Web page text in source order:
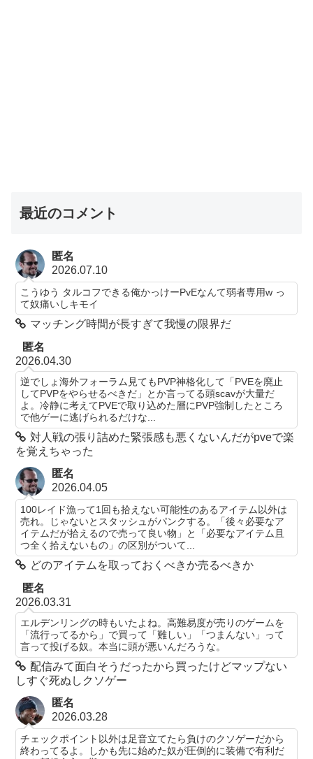
最近のコメント
匿名
2026.07.10
こうゆう タルコフできる俺かっけーPvEなんて弱者専用w っ
て奴痛いしキモイ
マッチング時間が長すぎて我慢の限界だ
匿名
2026.04.30
逆でしょ海外フォーラム見てもPVP神格化して「PVEを廃止
してPVPをやらせるべきだ」とか言ってる頭scavが大量だ
よ。冷静に考えてPVEで取り込めた層にPVP強制したところ
で他ゲーに逃げられるだけな...
対人戦の張り詰めた緊張感も悪くないんだがpveで楽
を覚えちゃった
匿名
2026.04.05
100レイド漁って1回も拾えない可能性のあるアイテム以外は
売れ。じゃないとスタッシュがパンクする。「後々必要なア
イテムだが拾えるので売って良い物」と「必要なアイテム且
つ全く拾えないもの」の区別がついて...
どのアイテムを取っておくべきか売るべきか
匿名
2026.03.31
エルデンリングの時もいたよね。高難易度が売りのゲームを
「流行ってるから」で買って「難しい」「つまんない」って
言って投げる奴。本当に頭が悪いんだろうな。
配信みて面白そうだったから買ったけどマップない
しすぐ死ぬしクソゲー
匿名
2026.03.28
チェックポイント以外は足音立てたら負けのクソゲーだから
終わってるよ。しかも先に始めた奴が圧倒的に装備で有利だ